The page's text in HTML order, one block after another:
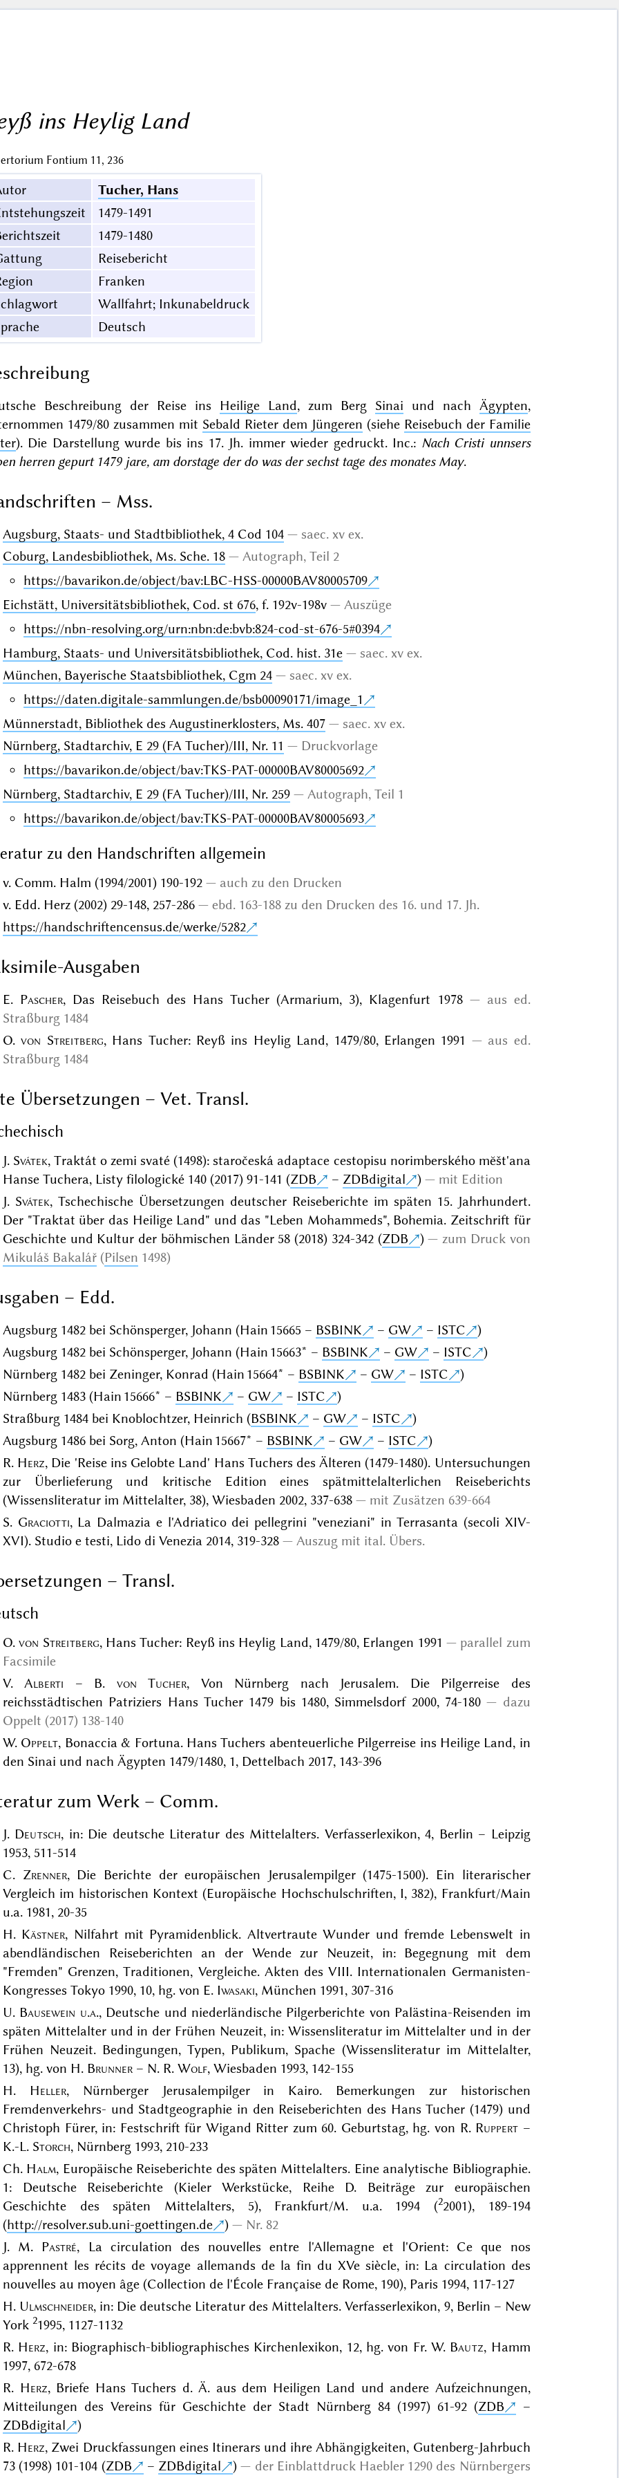
ins Heylig Land
Fontium 11, 236
Tucher, Hans
1479-1491
1479-1480
Reisebericht
Franken
Wallfahrt; Inkunabeldruck
Deutsch
Beschreibung der Reise ins Heilige Land, zum Berg Sinai und nach Ägypten,
1479/80 zusammen mit Sebald Rieter dem Jüngeren (siehe Reisebuch der Familie
). Die Darstellung wurde bis ins 17. Jh. immer wieder gedruckt. Inc.: Nach Cristi unnsers
herren gepurt 1479 jare, am dorstage der do was der sechst tage des monates May.
– Mss.
Augsburg, Staats- und Stadtbibliothek, 4 Cod 104
saec. xv ex.
Coburg, Landesbibliothek, Ms. Sche. 18
Autograph, Teil 2
https://bavarikon.de/object/bav:LBC-HSS-00000BAV80005709
Eichstätt, Universitätsbibliothek, Cod. st 676, f. 192v-198v
Auszüge
https://nbn-resolving.org/urn:nbn:de:bvb:824-cod-st-676-5#0394
Hamburg, Staats- und Universitätsbibliothek, Cod. hist. 31e
saec. xv ex.
München, Bayerische Staatsbibliothek, Cgm 24
saec. xv ex.
https://daten.digitale-sammlungen.de/bsb00090171/image_1
Münnerstadt, Bibliothek des Augustinerklosters, Ms. 407
saec. xv ex.
Nürnberg, Stadtarchiv, E 29 (FA Tucher)/III, Nr. 11
Druckvorlage
https://bavarikon.de/object/bav:TKS-PAT-00000BAV80005692
Nürnberg, Stadtarchiv, E 29 (FA Tucher)/III, Nr. 259
Autograph, Teil 1
https://bavarikon.de/object/bav:TKS-PAT-00000BAV80005693
zu den Handschriften allgemein
v. Comm. Halm (1994/2001) 190-192
auch zu den Drucken
v. Edd. Herz (2002) 29-148, 257-286
ebd. 163-188 zu den Drucken des 16. und 17. Jh.
https://handschriftencensus.de/werke/5282
Ausgaben
E. Pascher, Das Reisebuch des Hans Tucher (Armarium, 3), Klagenfurt 1978
aus ed.
Straßburg 1484
O.von Streitberg, Hans Tucher: Reyß ins Heylig Land, 1479/80, Erlangen 1991
aus ed.
Straßburg 1484
Übersetzungen – Vet. Transl.
J. Svátek, Traktát o zemi svaté (1498): staročeská adaptace cestopisu norimberského mĕšt'ana
Hanse Tuchera, Listy filologické 140 (2017) 91-141 (ZDB – ZDBdigital )
mit Edition
J. Svátek, Tschechische Übersetzungen deutscher Reiseberichte im späten 15. Jahrhundert.
Der "Traktat über das Heilige Land" und das "Leben Mohammeds", Bohemia. Zeitschrift für
Geschichte und Kultur der böhmischen Länder 58 (2018) 324-342 (ZDB )
zum Druck von
Mikuláš Bakalář(Pilsen 1498)
– Edd.
Augsburg 1482 bei Schönsperger, Johann (Hain 15665 – BSBINK – GW – ISTC
)
Augsburg 1482 bei Schönsperger, Johann (Hain 15663* – BSBINK – GW – ISTC
)
Nürnberg 1482 bei Zeninger, Konrad (Hain 15664* – BSBINK – GW – ISTC
)
Nürnberg 1483 (Hain 15666* – BSBINK – GW – ISTC
)
Straßburg 1484 bei Knoblochtzer, Heinrich (BSBINK – GW – ISTC
)
Augsburg 1486 bei Sorg, Anton (Hain 15667* – BSBINK – GW – ISTC
)
R. Herz, Die 'Reise ins Gelobte Land' Hans Tuchers des Älteren (1479-1480). Untersuchungen
zur Überlieferung und kritische Edition eines spätmittelalterlichen Reiseberichts
(Wissensliteratur im Mittelalter, 38), Wiesbaden 2002, 337-638
mit Zusätzen 639-664
S. Graciotti, La Dalmazia e l'Adriatico dei pellegrini "veneziani" in Terrasanta (secoli XIV-
XVI). Studio e testi, Lido di Venezia 2014, 319-328
Auszug mit ital. Übers.
– Transl.
O.von Streitberg, Hans Tucher: Reyß ins Heylig Land, 1479/80, Erlangen 1991
parallel zum
Facsimile
V.Alberti – B. von Tucher, Von Nürnberg nach Jerusalem. Die Pilgerreise des
reichsstädtischen Patriziers Hans Tucher 1479 bis 1480, Simmelsdorf 2000, 74-180
dazu
Oppelt (2017) 138-140
W. Oppelt, Bonaccia & Fortuna. Hans Tuchers abenteuerliche Pilgerreise ins Heilige Land, in
den Sinai und nach Ägypten 1479/1480, 1, Dettelbach 2017, 143-396
zum Werk – Comm.
J. Deutsch, in: Die deutsche Literatur des Mittelalters. Verfasserlexikon, 4, Berlin – Leipzig
1953, 511-514
C. Zrenner, Die Berichte der europäischen Jerusalempilger (1475-1500). Ein literarischer
Vergleich im historischen Kontext (Europäische Hochschulschriften, I, 382), Frankfurt/Main
u.a. 1981, 20-35
H. Kästner, Nilfahrt mit Pyramidenblick. Altvertraute Wunder und fremde Lebenswelt in
abendländischen Reiseberichten an der Wende zur Neuzeit, in: Begegnung mit dem
"Fremden" Grenzen, Traditionen, Vergleiche. Akten des VIII. Internationalen Germanisten-
Kongresses Tokyo 1990, 10, hg. von E. Iwasaki, München 1991, 307-316
U. Bausewein u.a., Deutsche und niederländische Pilgerberichte von Palästina-Reisenden im
späten Mittelalter und in der Frühen Neuzeit, in: Wissensliteratur im Mittelalter und in der
Frühen Neuzeit. Bedingungen, Typen, Publikum, Spache (Wissensliteratur im Mittelalter,
13), hg. von H. Brunner– N. R. Wolf, Wiesbaden 1993, 142-155
H. Heller, Nürnberger Jerusalempilger in Kairo. Bemerkungen zur historischen
Fremdenverkehrs- und Stadtgeographie in den Reiseberichten des Hans Tucher (1479) und
Christoph Fürer, in: Festschrift für Wigand Ritter zum 60. Geburtstag, hg. von R. Ruppert –
K.-L. Storch, Nürnberg 1993, 210-233
Ch. Halm, Europäische Reiseberichte des späten Mittelalters. Eine analytische Bibliographie.
1: Deutsche Reiseberichte (Kieler Werkstücke, Reihe D. Beiträge zur europäischen
Geschichte des späten Mittelalters, 5), Frankfurt/M. u.a. 1994 (22001), 189-194
(http://resolver.sub.uni-goettingen.de )
Nr. 82
J. M. Pastré, La circulation des nouvelles entre l'Allemagne et l'Orient: Ce que nos
apprennent les récits de voyage allemands de la fin du XVe siècle, in: La circulation des
nouvelles au moyen âge (Collection de l'École Française de Rome, 190), Paris 1994, 117-127
H. Ulmschneider, in: Die deutsche Literatur des Mittelalters. Verfasserlexikon, 9, Berlin – New
York 21995, 1127-1132
R. Herz, in: Biographisch-bibliographisches Kirchenlexikon, 12, hg. von Fr. W. Bautz, Hamm
1997, 672-678
R. Herz, Briefe Hans Tuchers d. Ä. aus dem Heiligen Land und andere Aufzeichnungen,
Mitteilungen des Vereins für Geschichte der Stadt Nürnberg 84 (1997) 61-92 (ZDB
–
ZDBdigital
)
R. Herz, Zwei Druckfassungen eines Itinerars und ihre Abhängigkeiten, Gutenberg-Jahrbuch
73 (1998) 101-104 (ZDB – ZDBdigital )
der Einblattdruck Haebler 1290 des Nürnbergers